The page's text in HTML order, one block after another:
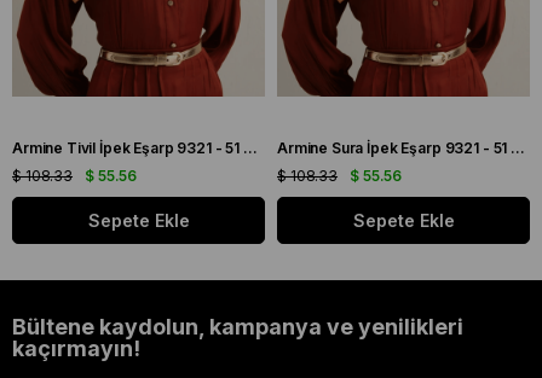
Armine Tivil İpek Eşarp 9321 - 51 Turuncu Karışık Desen
$ 55.56
$ 108.33
Sepete Ekle
Armine Sura İpek Eşarp 9321 - 51 Turuncu Karışık Desen
$ 55.56
$ 108.33
Sepete Ekle
Bültene kaydolun, kampanya ve yenilikleri
kaçırmayın!